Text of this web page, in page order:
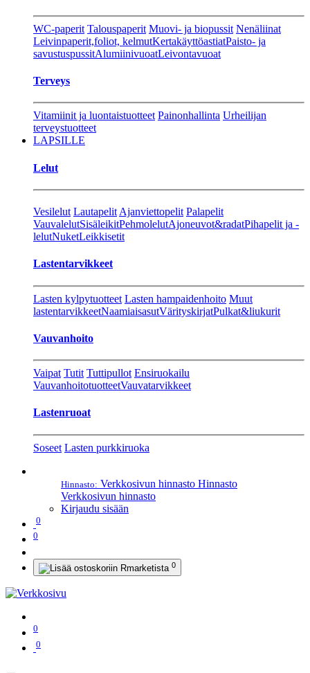
WC-paperit Talouspaperit Muovi- ja biopussit Nenäliinat
Leivinpaperit,foliot, kelmutKertakäyttöastiatPaisto- ja
savustuspussitAlumiinivuoatLeivontavuoat
Terveys
Vitamiinit ja luontaistuotteet Painonhallinta Urheilijan
terveystuotteet
LAPSILLE
Lelut
Vesilelut Lautapelit Ajanviettopelit Palapelit
VauvalelutSisäleikitPehmolelutAjoneuvot&radatPihapelit ja -
lelutNuketLeikkisetit
Lastentarvikkeet
Lasten kylpytuotteet Lasten hampaidenhoito Muut
lastentarvikkeetNaamiaisasutVärityskirjatPulkat&liukurit
Vauvanhoito
Vaipat Tutit Tuttipullot Ensiruokailu
VauvanhoitotuotteetVauvatarvikkeet
Lastenruoat
Soseet Lasten purkkiruoka
Hinnasto: Verkkosivun hinnasto Hinnasto
Verkkosivun hinnasto
Kirjaudu sisään
0
0
0
0
0